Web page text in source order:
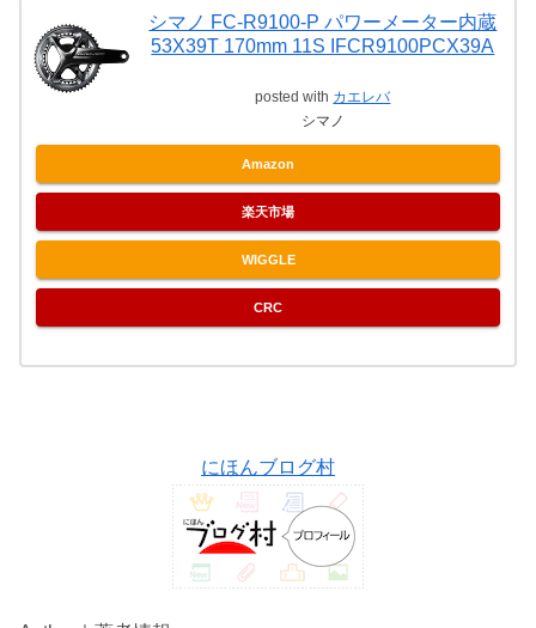
シマノ FC-R9100-P パワーメーター内蔵
53X39T 170mm 11S IFCR9100PCX39A
posted with カエレバ
シマノ
Amazon
楽天市場
WIGGLE
CRC
にほんブログ村